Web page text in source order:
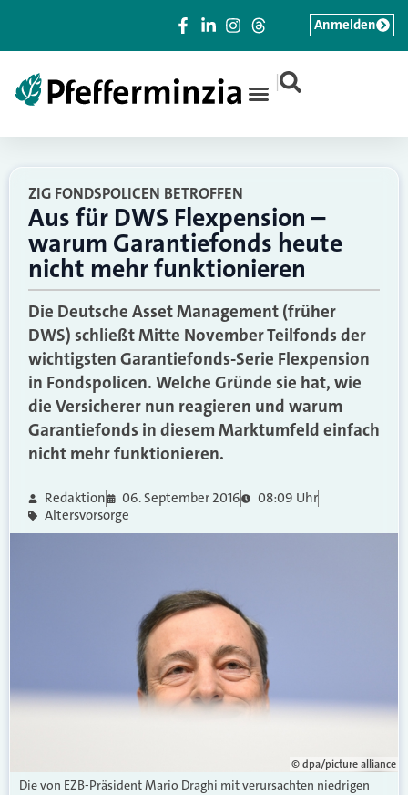
|
Anmelden
ZIG FONDSPOLICEN BETROFFEN
Aus für DWS Flexpension –
warum Garantiefonds heute
nicht mehr funktionieren
Die Deutsche Asset Management (früher
DWS) schließt Mitte November Teilfonds der
wichtigsten Garantiefonds-Serie Flexpension
in Fondspolicen. Welche Gründe sie hat, wie
die Versicherer nun reagieren und warum
Garantiefonds in diesem Marktumfeld einfach
nicht mehr funktionieren.
Redaktion 06. September 2016
08:09 Uhr
Altersvorsorge
© dpa/picture alliance
Die von EZB-Präsident Mario Draghi mit verursachten niedrigen